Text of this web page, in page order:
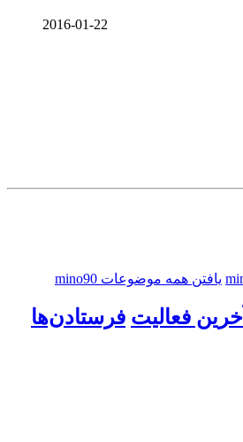
2016-01-22
یافتن همه موضوعات mino90
آخرین فعالیت فرستادن‌ها